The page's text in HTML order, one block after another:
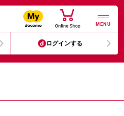
MENU
ログインする